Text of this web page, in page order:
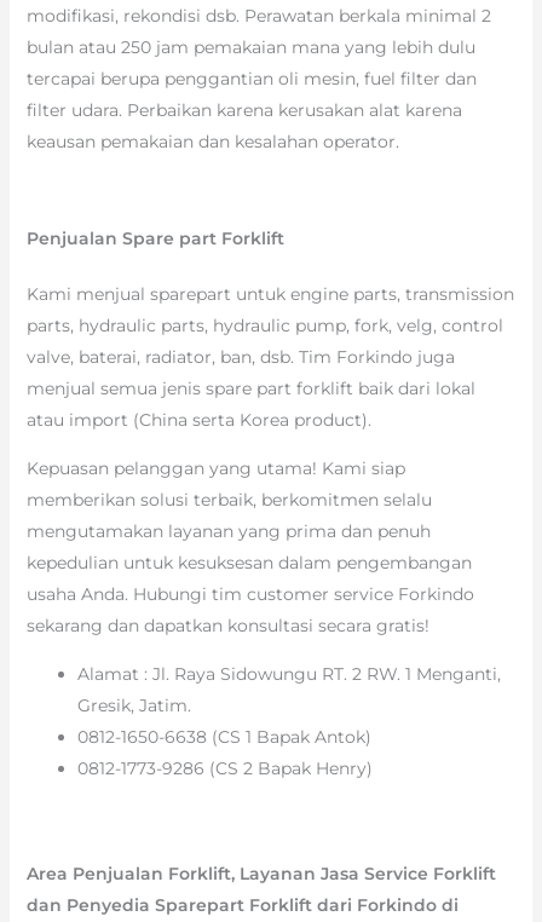
modifikasi, rekondisi dsb. Perawatan berkala minimal 2
bulan atau 250 jam pemakaian mana yang lebih dulu
tercapai berupa penggantian oli mesin, fuel filter dan
filter udara. Perbaikan karena kerusakan alat karena
keausan pemakaian dan kesalahan operator.
Penjualan Spare part Forklift
Kami menjual sparepart untuk engine parts, transmission
parts, hydraulic parts, hydraulic pump, fork, velg, control
valve, baterai, radiator, ban, dsb. Tim Forkindo juga
menjual semua jenis spare part forklift baik dari lokal
atau import (China serta Korea product).
Kepuasan pelanggan yang utama! Kami siap
memberikan solusi terbaik, berkomitmen selalu
mengutamakan layanan yang prima dan penuh
kepedulian untuk kesuksesan dalam pengembangan
usaha Anda. Hubungi tim customer service Forkindo
sekarang dan dapatkan konsultasi secara gratis!
Alamat : Jl. Raya Sidowungu RT. 2 RW. 1 Menganti,
Gresik, Jatim.
0812-1650-6638 (CS 1 Bapak Antok)
0812-1773-9286 (CS 2 Bapak Henry)
Area Penjualan Forklift, Layanan Jasa Service Forklift
dan Penyedia Sparepart Forklift dari Forkindo di